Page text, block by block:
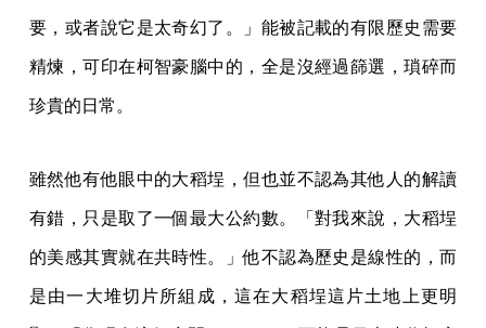
要，或者說它是太奇幻了。」能被記載的有限歷史需要
精煉，可印在柯智豪腦中的，全是沒經過篩選，瑣碎而
珍貴的日常。
雖然他有他眼中的大稻埕，但也並不認為其他人的解讀
有錯，只是取了一個最大公約數。「對我來說，大稻埕
的美感其實就在共時性。」他不認為歷史是線性的，而
是由一大堆切片所組成，這在大稻埕這片土地上更明